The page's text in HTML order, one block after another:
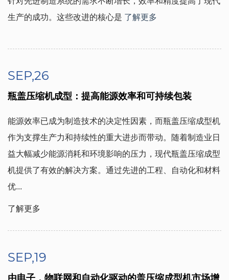
生产的成功。这些改进的核心是 了解更多
SEP,26
瓶盖压缩机成型：提高能源效率和可持续包装
能源效率已成为制造技术的决定性因素，而瓶盖压缩成型机
作为支撑生产力和持续性的重大进步而带动。随着制造业日
益大幅减少能源消耗和环境影响的压力，现代瓶盖压缩成型
机提供了有效的解决方案。通过先进的工程、自动化和材料
优...
了解更多
SEP,19